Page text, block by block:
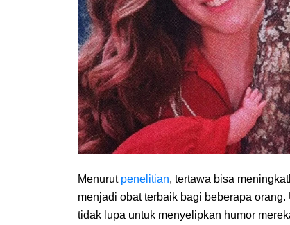
Menurut penelitian, tertawa bisa
menjadi obat terbaik bagi beberapa
tidak lupa untuk menyelipkan humor